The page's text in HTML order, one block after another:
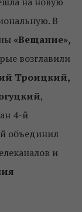
В
«Вещание»,
возглавили
Троицкий,
,
4-й
объединил
и